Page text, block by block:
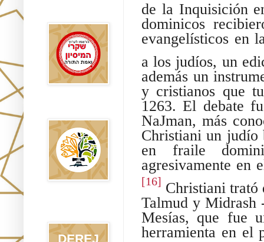
de la Inquisición
dominicos
evangelísticos en
a los judíos, un
además un
y cristianos que
1263. El debate
NaJman, más
Christiani un
en fraile
agresivamente en
[16] Christiani trató
Talmud y Midrash
Mesías, que fue
herramienta en el